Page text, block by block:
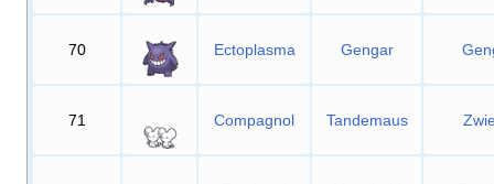
70 Ectoplasma Gengar
71 Compagnol Tandemaus